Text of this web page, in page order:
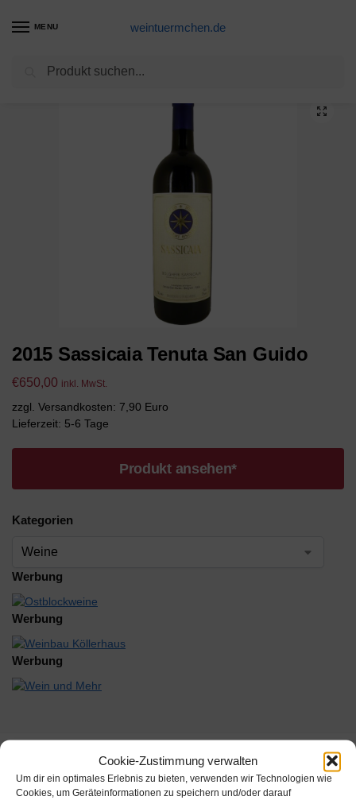
Cookie-Zustimmung verwalten
Um dir ein optimales Erlebnis zu bieten, verwenden wir Technologien wie
Cookies, um Geräteinformationen zu speichern und/oder darauf
MENU weintuermchen.de
Weine 2015 Sassicaia Tenuta San Guido
2015 Sassicaia Tenuta San Guido
€650,00 inkl. MwSt.
zzgl. Versandkosten: 7,90 Euro
Lieferzeit: 5-6 Tage
Produkt ansehen*
Kategorien
Werbung
Werbung
Werbung